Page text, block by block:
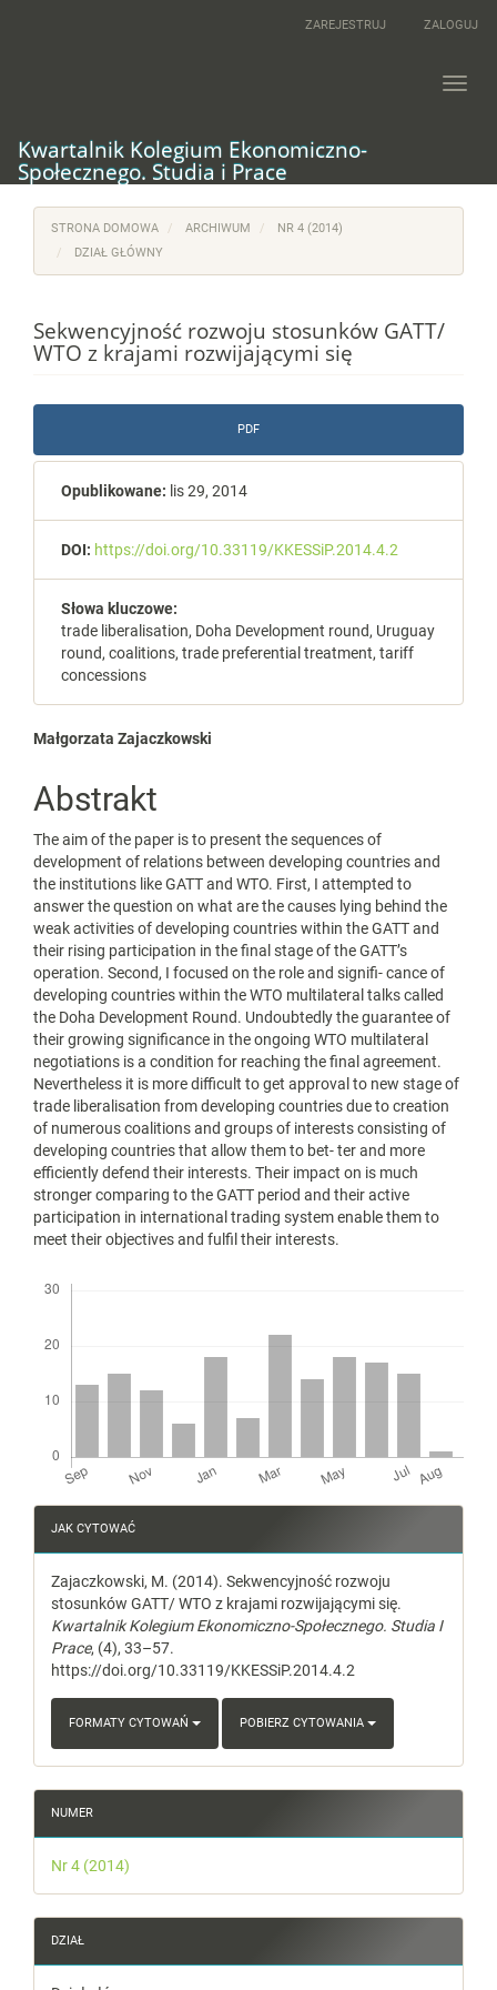
ZAREJESTRUJ ZALOGUJ
Kwartalnik Kolegium Ekonomiczno-
Społecznego. Studia i Prace
STRONA DOMOWA ARCHIWUM
NR 4 (2014)
DZIAŁ GŁÓWNY
Sekwencyjność rozwoju stosunków GATT/
WTO z krajami rozwijającymi się
Article
Sidebar
PDF
Opublikowane: lis 29, 2014
DOI: https://doi.org/10.33119/KKESSiP.2014.4.2
Słowa kluczowe:
trade liberalisation, Doha Development round, Uruguay
round, coalitions, trade preferential treatment, tariff
concessions
Main
Article
Content
Małgorzata Zajaczkowski
Abstrakt
The aim of the paper is to present the sequences of
development of relations between developing countries and
the institutions like GATT and WTO. First, I attempted to
answer the question on what are the causes lying behind the
weak activities of developing countries within the GATT and
their rising participation in the final stage of the GATT’s
operation. Second, I focused on the role and signifi‑ cance of
developing countries within the WTO multilateral talks called
the Doha Development Round. Undoubtedly the guarantee of
their growing significance in the ongoing WTO multilateral
negotiations is a condition for reaching the final agreement.
Nevertheless it is more difficult to get approval to new stage of
trade liberalisation from developing countries due to creation
of numerous coalitions and groups of interests consisting of
developing countries that allow them to bet‑ ter and more
efficiently defend their interests. Their impact on is much
stronger comparing to the GATT period and their active
participation in international trading system enable them to
meet their objectives and fulfil their interests.
Article
Details
JAK CYTOWAĆ
Zajaczkowski, M. (2014). Sekwencyjność rozwoju
stosunków GATT/ WTO z krajami rozwijającymi się.
Kwartalnik Kolegium Ekonomiczno-Społecznego. Studia I
Prace, (4), 33–57.
https://doi.org/10.33119/KKESSiP.2014.4.2
FORMATY CYTOWAŃ POBIERZ CYTOWANIA
NUMER
Nr 4 (2014)
DZIAŁ